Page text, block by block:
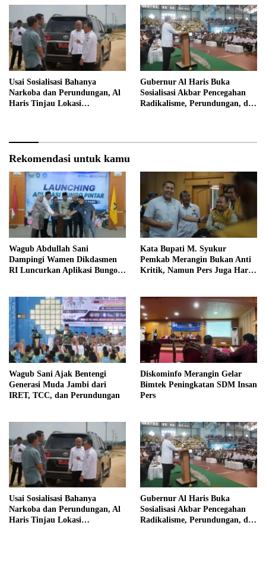
Usai Sosialisasi Bahanya
Narkoba dan Perundungan, Al
Haris Tinjau Lokasi
Gubernur Al Haris Buka
Sosialisasi Akbar Pencegahan
Radikalisme, Perundungan, dan
Rekomendasi untuk kamu
Wagub Abdullah Sani
Dampingi Wamen Dikdasmen
RI Luncurkan Aplikasi Bungo
Kata Bupati M. Syukur
Pemkab Merangin Bukan Anti
Kritik, Namun Pers Juga Harus
Wagub Sani Ajak Bentengi
Generasi Muda Jambi dari
IRET, TCC, dan Perundungan
Diskominfo Merangin Gelar
Bimtek Peningkatan SDM Insan
Pers
Usai Sosialisasi Bahanya
Narkoba dan Perundungan, Al
Haris Tinjau Lokasi
Gubernur Al Haris Buka
Sosialisasi Akbar Pencegahan
Radikalisme, Perundungan, dan